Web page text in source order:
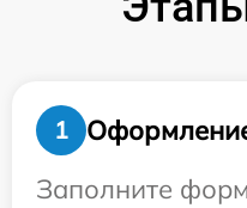
1
Заполните